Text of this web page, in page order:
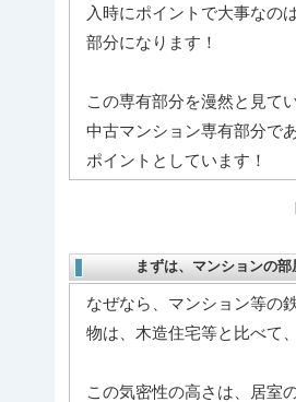
入時にポイントで大事なの
部分になります！
この専有部分を漫然と見て
中古マンション専有部分で
ポイントとしています！
まずは、マンションの部
なぜなら、マンション等の
物は、木造住宅等と比べて
この気密性の高さは、居室